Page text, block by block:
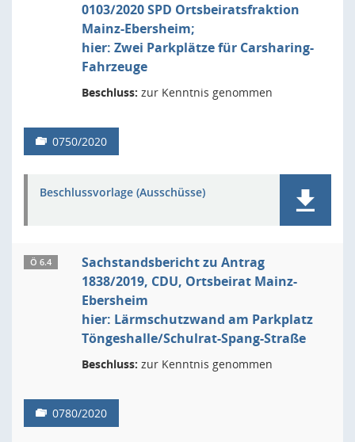
0103/2020 SPD Ortsbeiratsfraktion
Mainz-Ebersheim;
hier: Zwei Parkplätze für Carsharing-
Fahrzeuge
Beschluss: zur Kenntnis genommen
0750/2020
Beschlussvorlage (Ausschüsse)
Ö 6.4
Sachstandsbericht zu Antrag
1838/2019, CDU, Ortsbeirat Mainz-
Ebersheim
hier: Lärmschutzwand am Parkplatz
Töngeshalle/Schulrat-Spang-Straße
Beschluss: zur Kenntnis genommen
0780/2020